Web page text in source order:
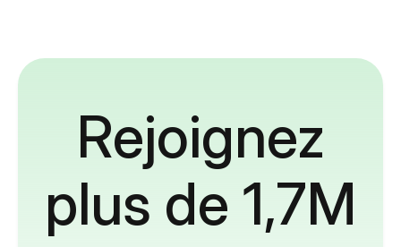
Rejoignez
plus de 1,7M